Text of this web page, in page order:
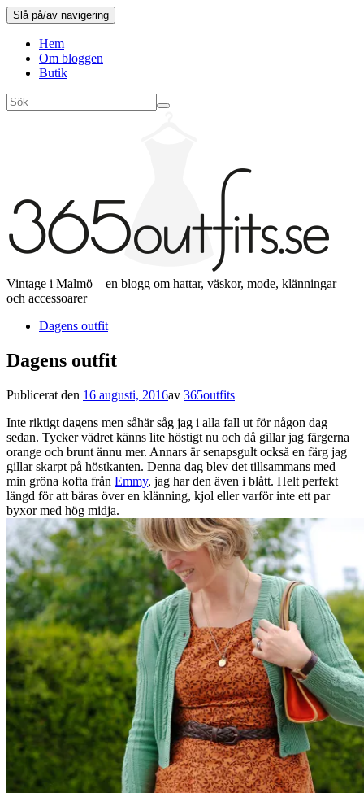
Slå på/av navigering
Hem
Om bloggen
Butik
Vintage i Malmö – en blogg om hattar, väskor, mode, klänningar
och accessoarer
Dagens outfit
Dagens outfit
Publicerat den 16 augusti, 2016av 365outfits
Inte riktigt dagens men såhär såg jag i alla fall ut för någon dag
sedan. Tycker vädret känns lite höstigt nu och då gillar jag färgerna
orange och brunt ännu mer. Annars är senapsgult också en färg jag
gillar skarpt på höstkanten. Denna dag blev det tillsammans med
min gröna kofta från Emmy, jag har den även i blått. Helt perfekt
längd för att bäras över en klänning, kjol eller varför inte ett par
byxor med hög midja.